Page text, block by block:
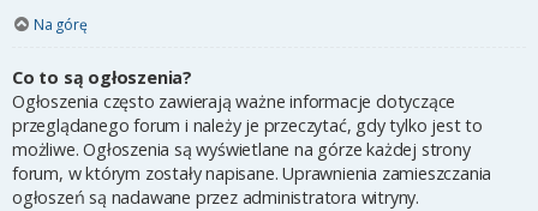
Na górę
Co to są ogłoszenia?
Ogłoszenia często zawierają ważne informacje dotyczące
przeglądanego forum i należy je przeczytać, gdy tylko jest to
możliwe. Ogłoszenia są wyświetlane na górze każdej strony
forum, w którym zostały napisane. Uprawnienia zamieszczania
ogłoszeń są nadawane przez administratora witryny.